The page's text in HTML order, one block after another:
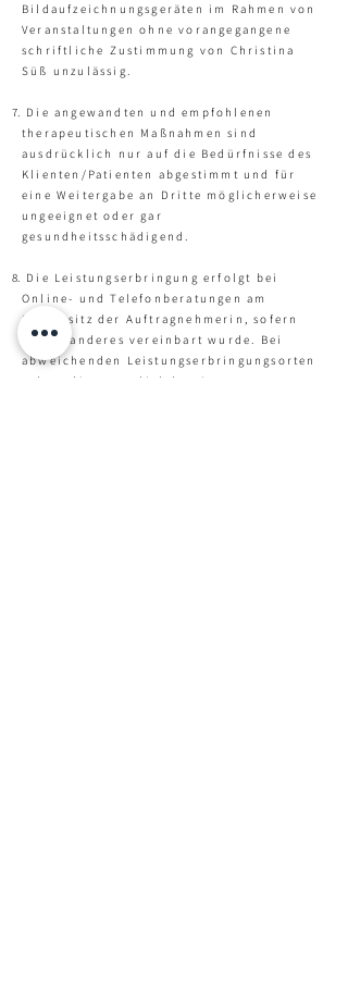
Bildaufzeichnungsgeräten im Rahmen von
Veranstaltungen ohne vorangegangene
schriftliche Zustimmung von Christina
Süß unzulässig.
Die angewandten und empfohlenen
therapeutischen Maßnahmen sind
ausdrücklich nur auf die Bedürfnisse des
Klienten/Patienten abgestimmt und für
eine Weitergabe an Dritte möglicherweise
ungeeignet oder gar
gesundheitsschädigend.
Die Leistungserbringung erfolgt bei
Online- und Telefonberatungen am
Stammsitz der Auftragnehmerin, sofern
nichts anderes vereinbart wurde. Bei
abweichenden Leistungserbringungsorten
gelten die gesetzlich bestimmten